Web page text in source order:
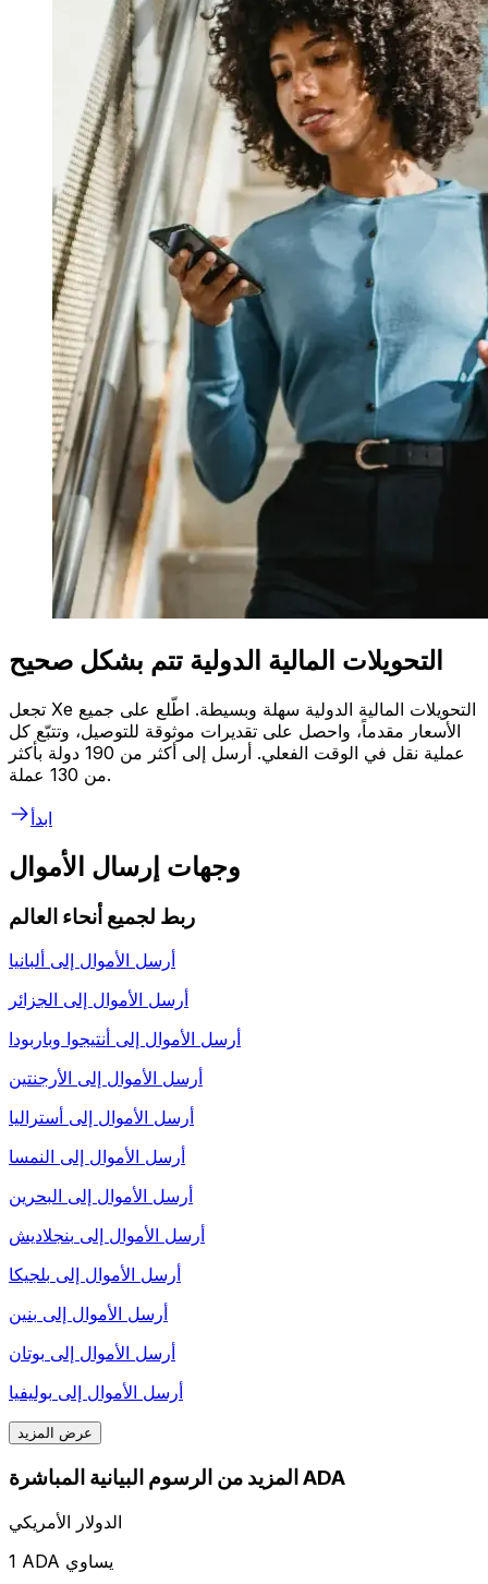
التحويلات المالية الدولية تتم بشكل صحيح
تجعل Xe التحويلات المالية الدولية سهلة وبسيطة. اطّلع على جميع
الأسعار مقدماً، واحصل على تقديرات موثوقة للتوصيل، وتتبّع كل
عملية نقل في الوقت الفعلي. أرسل إلى أكثر من 190 دولة بأكثر
من 130 عملة.
ابدأ
وجهات إرسال الأموال
ربط لجميع أنحاء العالم
أرسل الأموال إلى ألبانيا
أرسل الأموال إلى الجزائر
أرسل الأموال إلى أنتيجوا وباربودا
أرسل الأموال إلى الأرجنتين
أرسل الأموال إلى أستراليا
أرسل الأموال إلى النمسا
أرسل الأموال إلى البحرين
أرسل الأموال إلى بنجلاديش
أرسل الأموال إلى بلجيكا
أرسل الأموال إلى بنين
أرسل الأموال إلى بوتان
أرسل الأموال إلى بوليفيا
عرض المزيد
المزيد من الرسوم البيانية المباشرة ADA
الدولار الأمريكي
1 ADA يساوي